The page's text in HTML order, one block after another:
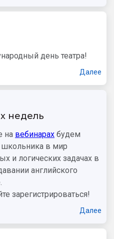
день театра!
Далее
недель
на вебинарах будем
школьника в мир
и логических задачах в
английского
зарегистрироваться!
Далее